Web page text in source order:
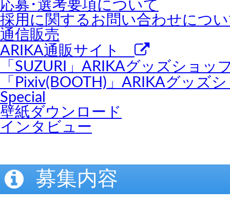
応募･選考要項について
採用に関するお問い合わせにつ
通信販売
ARIKA通販サイト
「SUZURI」ARIKAグッズショ
「Pixiv(BOOTH)」ARIKAグッ
Special
壁紙ダウンロード
インタビュー
募集内容